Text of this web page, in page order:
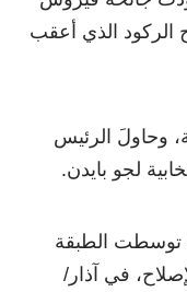
وأصبح الركود الذي أعقب
وحاولَ الرئيس
لجو بايدن.
توسطت الطبقة
في آذار/